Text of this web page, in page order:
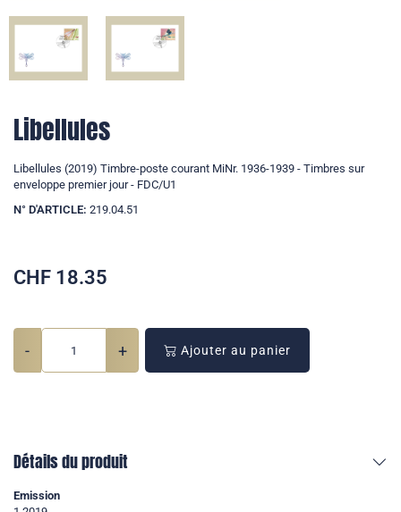
Libellules
Libellules (2019) Timbre-poste courant MiNr. 1936-1939 - Timbres sur
enveloppe premier jour - FDC/U1
N° D'ARTICLE: 219.04.51
CHF 18.35
- + Ajouter au panier
Détails du produit
Emission